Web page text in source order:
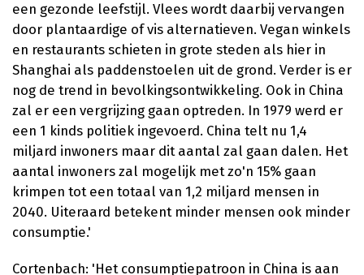
een gezonde leefstijl. Vlees wordt daarbij vervangen
door plantaardige of vis alternatieven. Vegan winkels
en restaurants schieten in grote steden als hier in
Shanghai als paddenstoelen uit de grond. Verder is er
nog de trend in bevolkingsontwikkeling. Ook in China
zal er een vergrijzing gaan optreden. In 1979 werd er
een 1 kinds politiek ingevoerd. China telt nu 1,4
miljard inwoners maar dit aantal zal gaan dalen. Het
aantal inwoners zal mogelijk met zo'n 15% gaan
krimpen tot een totaal van 1,2 miljard mensen in
2040. Uiteraard betekent minder mensen ook minder
consumptie.'
Cortenbach: 'Het consumptiepatroon in China is aan